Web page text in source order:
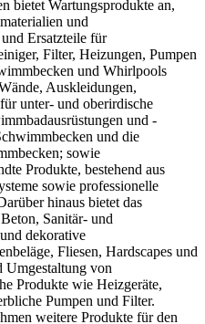
bietet Wartungsprodukte an,
und
Ersatzteile für
Filter, Heizungen, Pumpen
und Whirlpools
Auskleidungen,
unter- und oberirdische
und -
und die
sowie
Produkte, bestehend aus
sowie professionelle
hinaus bietet das
Sanitär- und
dekorative
Fliesen, Hardscapes und
Umgestaltung von
Produkte wie Heizgeräte,
Pumpen und Filter.
weitere Produkte für den